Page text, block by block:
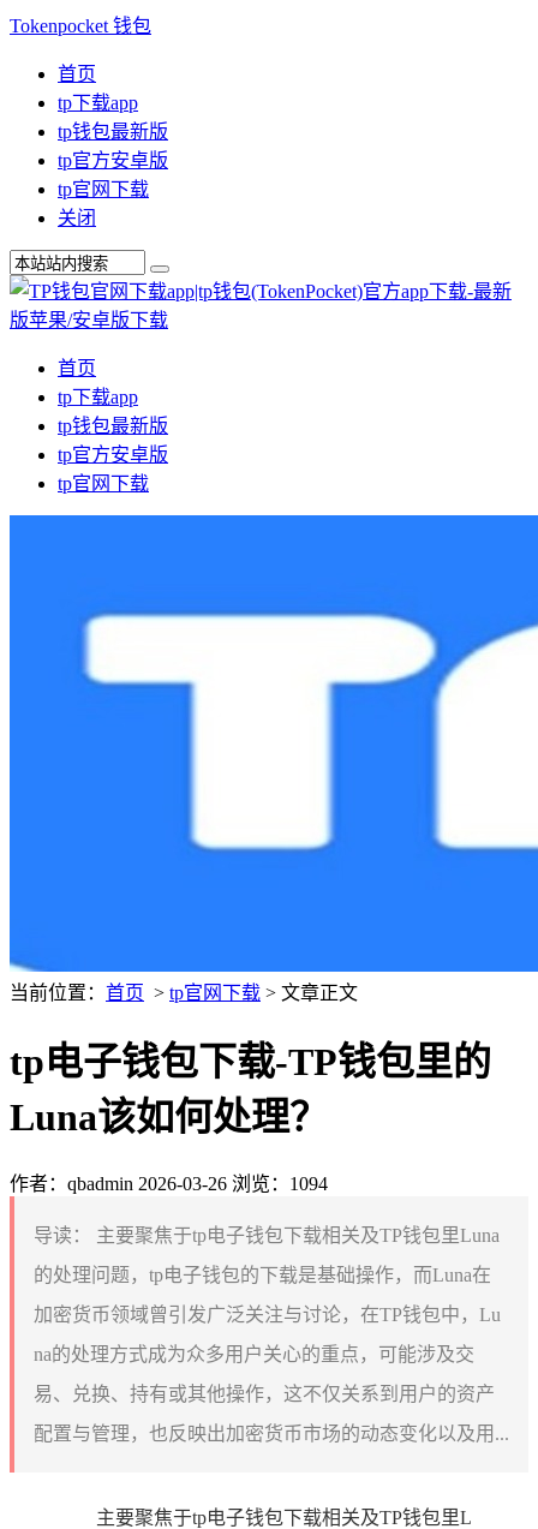
Tokenpocket 钱包
首页
tp下载app
tp钱包最新版
tp官方安卓版
tp官网下载
关闭
首页
tp下载app
tp钱包最新版
tp官方安卓版
tp官网下载
当前位置： 首页 > tp官网下载 > 文章正文
tp电子钱包下载-TP钱包里的
Luna该如何处理？
作者：qbadmin 2026-03-26 浏览：1094
导读：
主要聚焦于tp电子钱包下载相关及TP钱包里Luna
的处理问题，tp电子钱包的下载是基础操作，而Luna在
加密货币领域曾引发广泛关注与讨论，在TP钱包中，Lu
na的处理方式成为众多用户关心的重点，可能涉及交
易、兑换、持有或其他操作，这不仅关系到用户的资产
配置与管理，也反映出加密货币市场的动态变化以及用...
主要聚焦于tp电子钱包下载相关及TP钱包里L